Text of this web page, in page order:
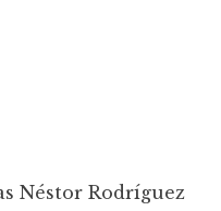
Néstor Rodríguez